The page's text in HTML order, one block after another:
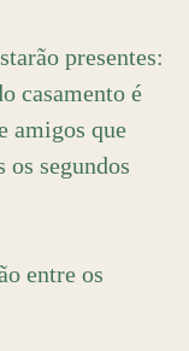
presentes:
casamento é
amigos que
os segundos
entre os